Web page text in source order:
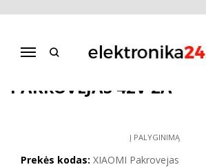
Navigacija
Pagrindinis Paspirtukai
Atsarginės dalys
XIAOMI ELEKTRINIO
PAKROVEJAS 42V 2A
Į PALYGINIMĄ
Prekės kodas: XIAOMI Pakrovejas